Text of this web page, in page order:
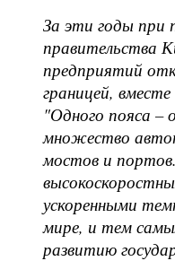
За эти годы при
правительства
предприятий
границей,
"Одного пояса –
множество
мостов и
ускоренными
мире, и тем
развитию